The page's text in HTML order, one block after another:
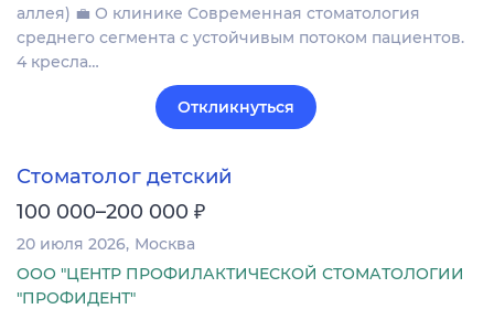
аллея) 💼 О клинике Современная стоматология
среднего сегмента с устойчивым потоком пациентов.
4 кресла…
Откликнуться
Стоматолог детский
100 000–200 000 ₽
20 июля 2026 Москва
ООО "ЦЕНТР ПРОФИЛАКТИЧЕСКОЙ СТОМАТОЛОГИИ
"ПРОФИДЕНТ"